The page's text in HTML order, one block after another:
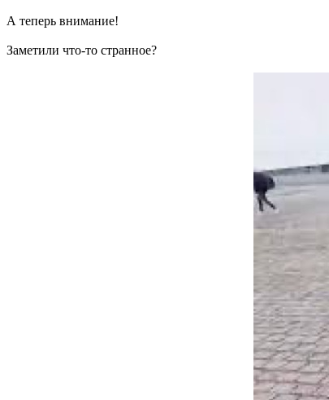
А теперь внимание!
Заметили что-то странное?